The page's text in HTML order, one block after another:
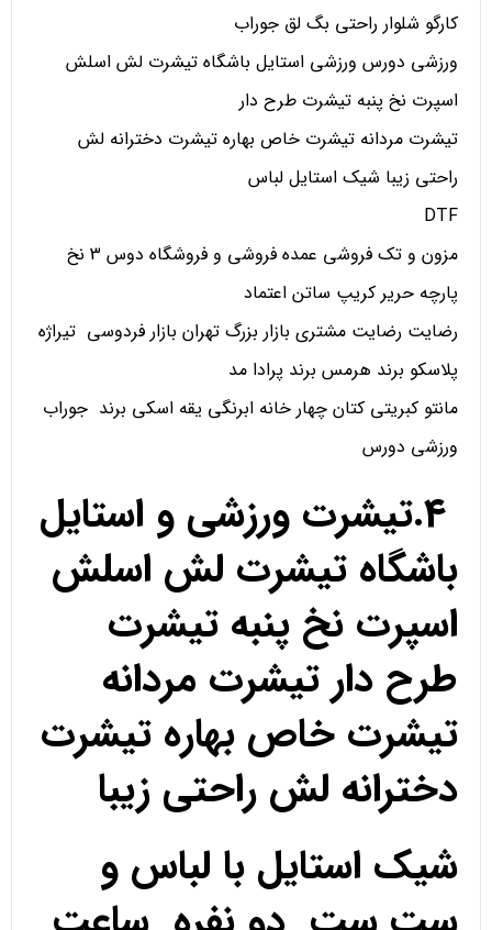
کارگو شلوار راحتی بگ لق جوراب
ورزشی دورس ورزشی استایل باشگاه تیشرت لش اسلش
اسپرت نخ پنبه تیشرت طرح دار
تیشرت مردانه تیشرت خاص بهاره تیشرت دخترانه لش
راحتی زیبا شیک استایل لباس
DTF
مزون و تک فروشی عمده فروشی و فروشگاه دوس 3 نخ
پارچه حریر کریپ ساتن اعتماد
رضایت رضایت مشتری بازار بزرگ تهران بازار فردوسی تیراژه
پلاسکو برند هرمس برند پرادا مد
مانتو کبریتی کتان چهار خانه ابرنگی یقه اسکی برند جوراب
ورزشی دورس
4.تیشرت ورزشی و استایل
باشگاه تیشرت لش اسلش
اسپرت نخ پنبه تیشرت
طرح دار تیشرت مردانه
تیشرت خاص بهاره تیشرت
دخترانه لش راحتی زیبا
شیک استایل با لباس و